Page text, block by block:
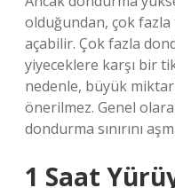
olduğundan, çok
açabilir. Çok fazla
yiyeceklere karşı bir
nedenle, büyük
önerilmez. Genel
dondurma sınırını
1 Saat